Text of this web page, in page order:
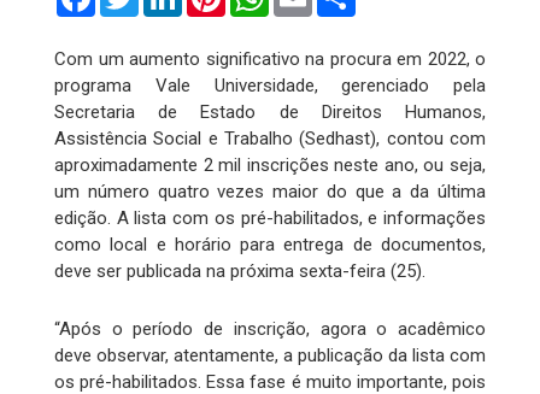
Com um aumento significativo na procura em 2022, o
programa Vale Universidade, gerenciado pela
Secretaria de Estado de Direitos Humanos,
Assistência Social e Trabalho (Sedhast), contou com
aproximadamente 2 mil inscrições neste ano, ou seja,
um número quatro vezes maior do que a da última
edição. A lista com os pré-habilitados, e informações
como local e horário para entrega de documentos,
deve ser publicada na próxima sexta-feira (25).
“Após o período de inscrição, agora o acadêmico
deve observar, atentamente, a publicação da lista com
os pré-habilitados. Essa fase é muito importante, pois